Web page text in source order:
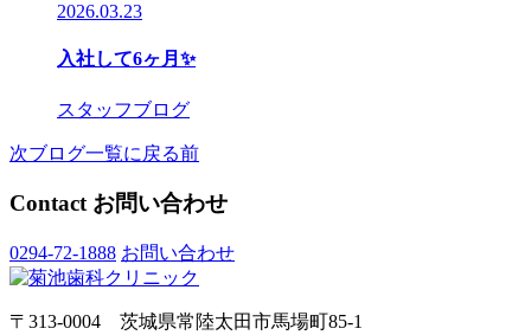
2026.03.23
入社して6ヶ月✨
スタッフブログ
次ブログ一覧に戻る前
Contact お問い合わせ
0294-72-1888 お問い合わせ
〒313-0004 茨城県常陸太田市馬場町85-1